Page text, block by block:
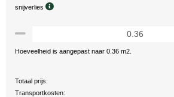
snijverlies
Hoeveelheid is aangepast naar 0.36 m2.
Totaal prijs:
Transportkosten: